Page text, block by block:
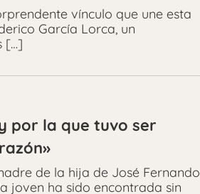
vínculo que une esta
García Lorca, un
[…]
por la que tuvo ser
de la hija de José Fernando
joven ha sido encontrada sin